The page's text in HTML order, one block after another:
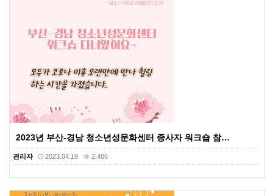
2023년 부산-경남 청소년성문화센터 종사자 워크숍 참…
관리자 2023.04.19 2,486